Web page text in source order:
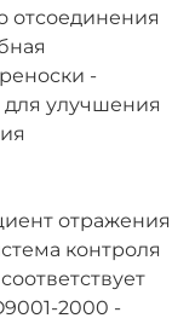
отсоединения
-
улучшения
отражения
контроля
2000 -